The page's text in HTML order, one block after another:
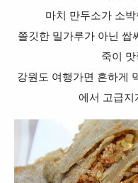
마치 만두소가 소
쫄깃한 밀가루가 아닌 쌉
죽이
강원도 여행가면 흔하게
에서 고급지